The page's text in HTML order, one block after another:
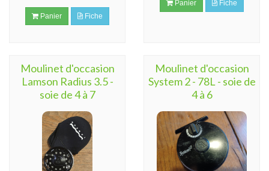
Panier Fiche
Panier Fiche
Moulinet d'occasion
Lamson Radius 3.5 -
soie de 4 à 7
Moulinet d'occasion
System 2 - 78L - soie de
4 à 6